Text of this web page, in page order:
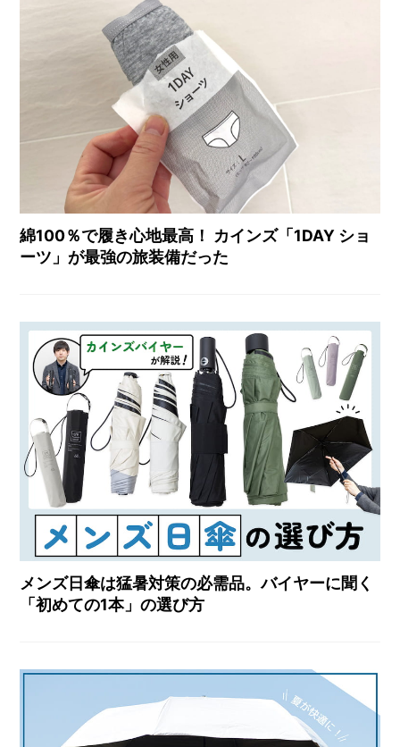
綿100％で履き心地最高！ カインズ「1DAY ショ
ーツ」が最強の旅装備だった
メンズ日傘は猛暑対策の必需品。バイヤーに聞く
「初めての1本」の選び方